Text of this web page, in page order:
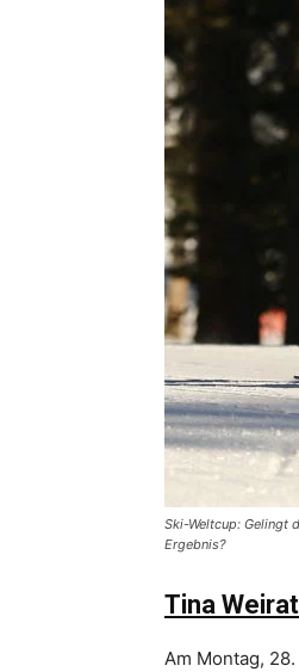
Ski-Weltcup: Gelingt
Ergebnis?
Tina
Am Montag,